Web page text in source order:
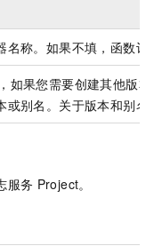
名称。如果不填，函数
，如果您需要创建其他版
或别名。关于版本和别名
服务 Project。